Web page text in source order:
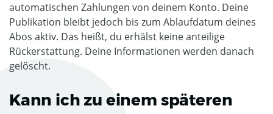
automatischen Zahlungen von deinem Konto. Deine
Publikation bleibt jedoch bis zum Ablaufdatum deines
Abos aktiv. Das heißt, du erhälst keine anteilige
Rückerstattung. Deine Informationen werden danach
gelöscht.
Kann ich zu einem späteren